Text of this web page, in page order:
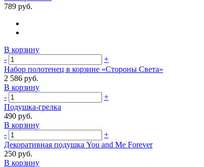
789 руб.
В корзину
-
+
Набор полотенец в корзине «Стороны Света»
2 586 руб.
В корзину
-
+
Подушка-грелка
490 руб.
В корзину
-
+
Декоративная подушка You and Me Forever
250 руб.
В корзину